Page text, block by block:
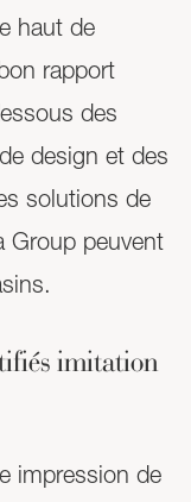
haut de
rapport
des
design et des
solutions de
Group peuvent
imitation
impression de